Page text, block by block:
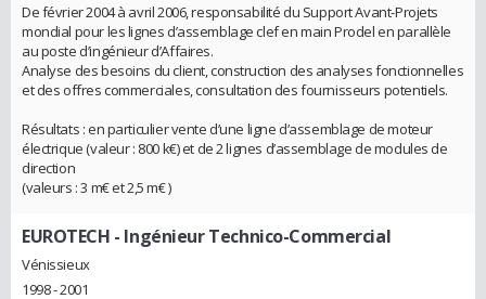
De février 2004 à avril 2006, responsabilité du Support Avant-Projets
mondial pour les lignes d’assemblage clef en main Prodel en parallèle
au poste d’ingénieur d’Affaires.
Analyse des besoins du client, construction des analyses fonctionnelles
et des offres commerciales, consultation des fournisseurs potentiels.
Résultats : en particulier vente d’une ligne d’assemblage de moteur
électrique (valeur : 800 k€) et de 2 lignes d’assemblage de modules de
direction
(valeurs : 3 m€ et 2,5 m€ )
EUROTECH - Ingénieur Technico-Commercial
Vénissieux
1998 - 2001